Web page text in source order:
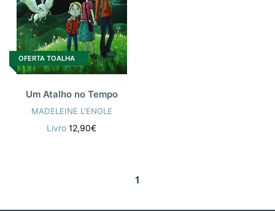
OFERTA TOALHA
Um Atalho no Tempo
MADELEINE L'ENGLE
Livro12,90€
1